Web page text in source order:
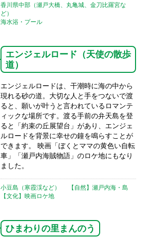
香川県中部（瀬戸大橋、丸亀城、金刀比羅宮な
ど）
海水浴・プール
エンジェルロード（天使の散歩
道）
エンジェルロードは、干潮時に海の中から
現れる砂の道。大切な人と手をつないで渡
ると、願いが叶うと言われているロマンテ
ィックな場所です。渡る手前の弁天島を登
ると「約束の丘展望台」があり、エンジェ
ルロードを背景に幸せの鐘を鳴らすことが
できます。 映画「ぼくとママの黄色い自転
車」「瀬戸内海賊物語」のロケ地にもなり
ました。
小豆島（寒霞渓など）
【自然】瀬戸内海・島
【文化】映画ロケ地
ひまわりの里まんのう